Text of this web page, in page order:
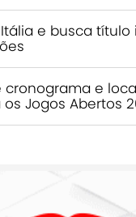
e busca
cronograma e
Jogos Abertos